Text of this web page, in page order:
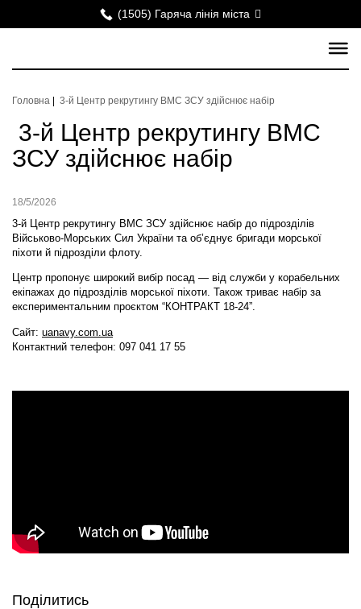
(1505) Гаряча лінія міста
Головна 3-й Центр рекрутингу ВМС ЗСУ здійснює набір
3-й Центр рекрутингу ВМС
ЗСУ здійснює набір
18/5/2026
3-й Центр рекрутингу ВМС ЗСУ здійснює набір до підрозділів
Військово-Морських Сил України та об’єднує бригади морської
піхоти й підрозділи флоту.
Центр пропонує широкий вибір посад — від служби у корабельних
екіпажах до підрозділів морської піхоти. Також триває набір за
експериментальним проєктом “КОНТРАКТ 18-24”.
Сайт: uanavy.com.ua
Контактний телефон: 097 041 17 55
Поділитись